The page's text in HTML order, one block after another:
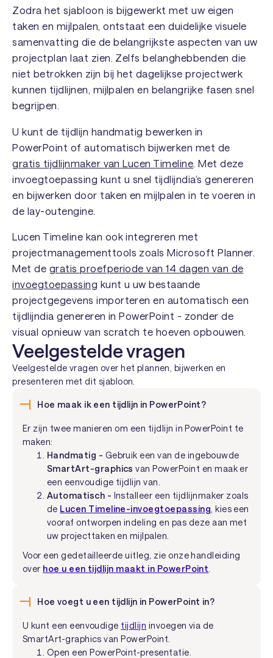
Zodra het sjabloon is bijgewerkt met uw eigen
taken en mijlpalen, ontstaat een duidelijke visuele
samenvatting die de belangrijkste aspecten van uw
projectplan laat zien. Zelfs belanghebbenden die
niet betrokken zijn bij het dagelijkse projectwerk
kunnen tijdlijnen, mijlpalen en belangrijke fasen snel
begrijpen.
U kunt de tijdlijn handmatig bewerken in
PowerPoint of automatisch bijwerken met de
gratis tijdlijnmaker van Lucen Timeline . Met deze
invoegtoepassing kunt u snel tijdlijndia’s genereren
en bijwerken door taken en mijlpalen in te voeren in
de lay-outengine.
Lucen Timeline kan ook integreren met
projectmanagementtools zoals Microsoft Planner.
Met de gratis proefperiode van 14 dagen van de
invoegtoepassing kunt u uw bestaande
projectgegevens importeren en automatisch een
tijdlijndia genereren in PowerPoint - zonder de
visual opnieuw van scratch te hoeven opbouwen.
Veelgestelde vragen
Veelgestelde vragen over het plannen, bijwerken en
presenteren met dit sjabloon.
Hoe maak ik een tijdlijn in PowerPoint?
Er zijn twee manieren om een tijdlijn in PowerPoint te
maken:
Handmatig - Gebruik een van de ingebouwde
SmartArt-graphics van PowerPoint en maak er
een eenvoudige tijdlijn van.
Automatisch - Installeer een tijdlijnmaker zoals
de Lucen Timeline-invoegtoepassing , kies een
vooraf ontworpen indeling en pas deze aan met
uw projecttaken en mijlpalen.
Voor een gedetailleerde uitleg, zie onze handleiding
over hoe u een tijdlijn maakt in PowerPoint
Hoe voegt u een tijdlijn in PowerPoint in?
U kunt een eenvoudige tijdlijn invoegen via de
SmartArt-graphics van PowerPoint.
Open een PowerPoint-presentatie.